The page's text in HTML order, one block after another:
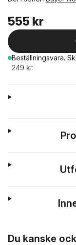
555 kr
Beställningsvara.
249 kr.
Du kanske